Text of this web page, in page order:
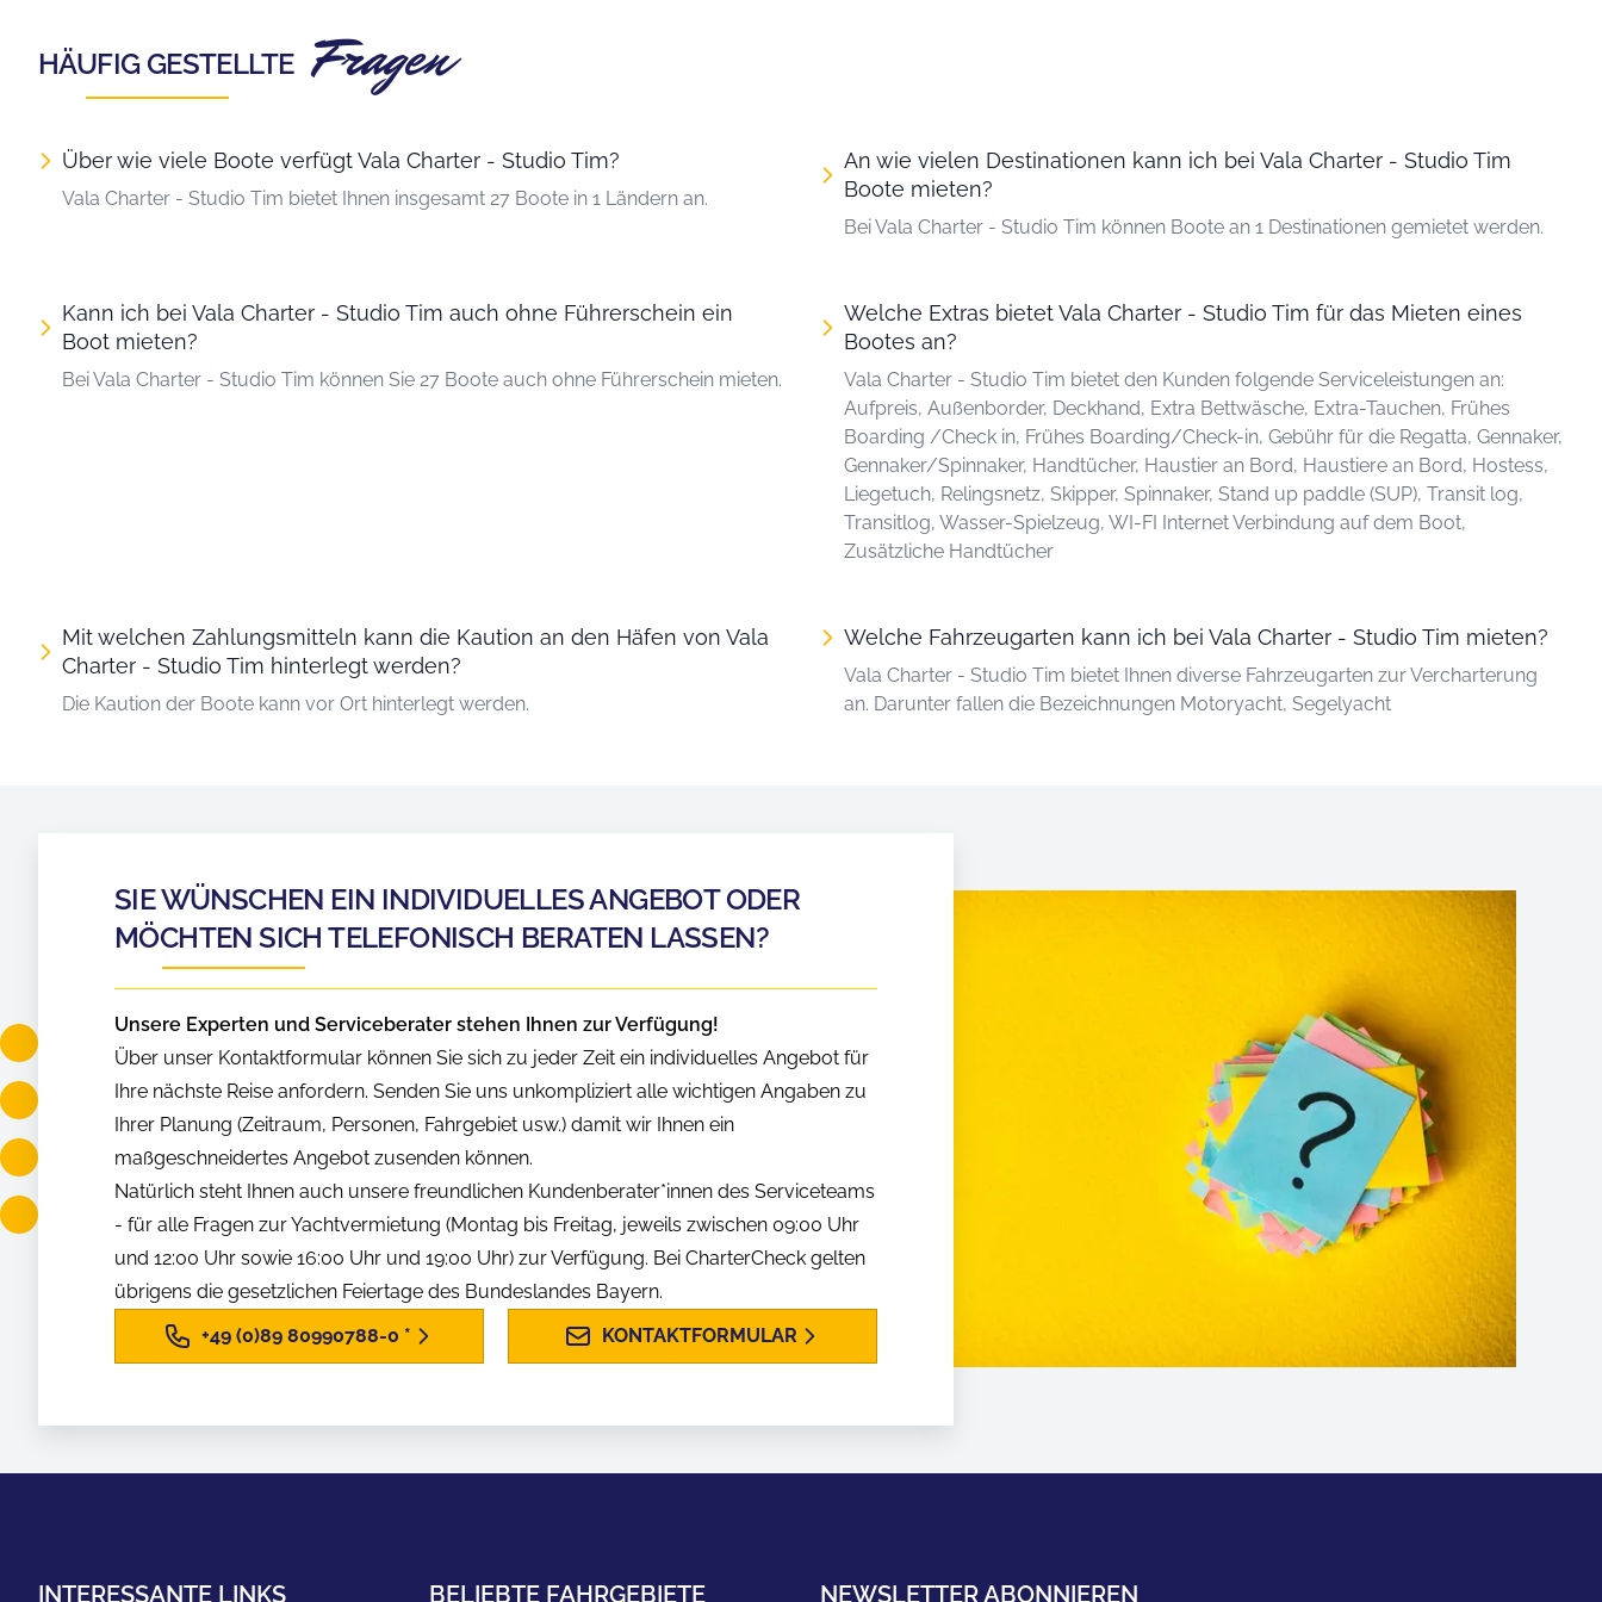
HÄUFIG GESTELLTE Fragen
Über wie viele Boote verfügt Vala Charter - Studio Tim?
Vala Charter - Studio Tim bietet Ihnen insgesamt 27 Boote in 1 Ländern an.
An wie vielen Destinationen kann ich bei Vala Charter - Studio Tim
Boote mieten?
Bei Vala Charter - Studio Tim können Boote an 1 Destinationen gemietet werden.
Kann ich bei Vala Charter - Studio Tim auch ohne Führerschein ein
Boot mieten?
Bei Vala Charter - Studio Tim können Sie 27 Boote auch ohne Führerschein mieten.
Welche Extras bietet Vala Charter - Studio Tim für das Mieten eines
Bootes an?
Vala Charter - Studio Tim bietet den Kunden folgende Serviceleistungen an:
Aufpreis, Außenborder, Deckhand, Extra Bettwäsche, Extra-Tauchen, Frühes
Boarding /Check in, Frühes Boarding/Check-in, Gebühr für die Regatta, Gennaker,
Gennaker/Spinnaker, Handtücher, Haustier an Bord, Haustiere an Bord, Hostess,
Liegetuch, Relingsnetz, Skipper, Spinnaker, Stand up paddle (SUP), Transit log,
Transitlog, Wasser-Spielzeug, WI-FI Internet Verbindung auf dem Boot,
Zusätzliche Handtücher
Mit welchen Zahlungsmitteln kann die Kaution an den Häfen von Vala
Charter - Studio Tim hinterlegt werden?
Die Kaution der Boote kann vor Ort hinterlegt werden.
Welche Fahrzeugarten kann ich bei Vala Charter - Studio Tim mieten?
Vala Charter - Studio Tim bietet Ihnen diverse Fahrzeugarten zur Vercharterung
an. Darunter fallen die Bezeichnungen Motoryacht, Segelyacht
SIE WÜNSCHEN EIN INDIVIDUELLES ANGEBOT ODER
MÖCHTEN SICH TELEFONISCH BERATEN LASSEN?
Unsere Experten und Serviceberater stehen Ihnen zur Verfügung!
Über unser Kontaktformular können Sie sich zu jeder Zeit ein individuelles Angebot für
Ihre nächste Reise anfordern. Senden Sie uns unkompliziert alle wichtigen Angaben zu
Ihrer Planung (Zeitraum, Personen, Fahrgebiet usw.) damit wir Ihnen ein
maßgeschneidertes Angebot zusenden können.
Natürlich steht Ihnen auch unsere freundlichen Kundenberater*innen des Serviceteams
- für alle Fragen zur Yachtvermietung (Montag bis Freitag, jeweils zwischen 09:00 Uhr
und 12:00 Uhr sowie 16:00 Uhr und 19:00 Uhr) zur Verfügung. Bei CharterCheck gelten
übrigens die gesetzlichen Feiertage des Bundeslandes Bayern.
+49 (0)89 80990788-0 * KONTAKTFORMULAR
INTERESSANTE LINKS BELIEBTE FAHRGEBIETE NEWSLETTER ABONNIEREN